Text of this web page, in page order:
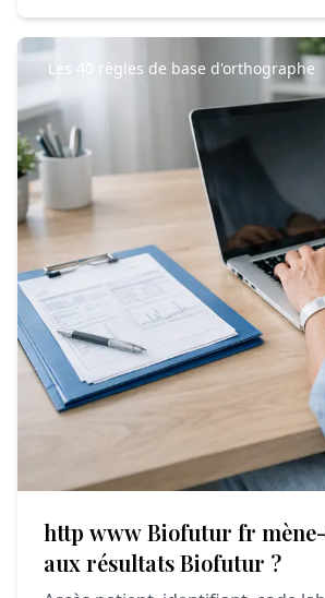
Les 40 règles de base d'orthographe
http www Biofutur fr
aux résultats Biofutur ?